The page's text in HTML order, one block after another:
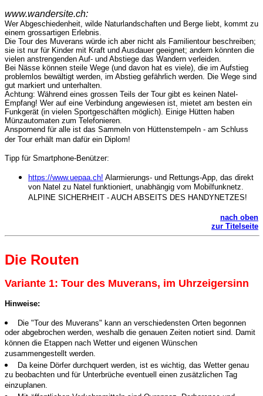
www.wandersite.ch:
Wer Abgeschiedenheit, wilde Naturlandschaften und Berge liebt, kommt zu
einem grossartigen Erlebnis.
Die Tour des Muverans würde ich aber nicht als Familientour beschreiben;
sie ist nur für Kinder mit Kraft und Ausdauer geeignet; andern könnten die
vielen anstrengenden Auf- und Abstiege das Wandern verleiden.
Bei Nässe können steile Wege (und davon hat es viele), die im Aufstieg
problemlos bewältigt werden, im Abstieg gefährlich werden. Die Wege sind
gut markiert und unterhalten.
Achtung: Während eines grossen Teils der Tour gibt es keinen Natel-
Empfang! Wer auf eine Verbindung angewiesen ist, mietet am besten ein
Funkgerät (in vielen Sportgeschäften möglich). Einige Hütten haben
Münzautomaten zum Telefonieren.
Anspornend für alle ist das Sammeln von Hüttenstempeln - am Schluss
der Tour erhält man dafür ein Diplom!
Tipp für Smartphone-Benützer:
https://www.uepaa.ch! Alarmierungs- und Rettungs-App, das direkt
von Natel zu Natel funktioniert, unabhängig vom Mobilfunknetz.
ALPINE SICHERHEIT - AUCH ABSEITS DES HANDYNETZES!
nach oben
zur Titelseite
Die Routen
Variante 1: Tour des Muverans, im Uhrzeigersinn
Hinweise:
Die "Tour des Muverans" kann an verschiedensten Orten begonnen
oder abgebrochen werden, weshalb die genauen Zeiten notiert sind. Damit
können die Etappen nach Wetter und eigenen Wünschen
zusammengestellt werden.
Da keine Dörfer durchquert werden, ist es wichtig, das Wetter genau
zu beobachten und für Unterbrüche eventuell einen zusätzlichen Tag
einzuplanen.